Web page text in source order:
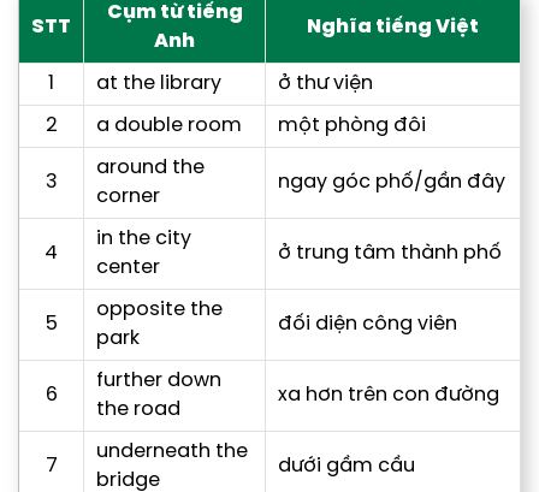
STT
Cụm từ tiếng
Anh
Nghĩa tiếng Việt
1 at the library ở thư viện
2 a double room một phòng đôi
3
around the
corner
ngay góc phố/gần đây
4
in the city
center
ở trung tâm thành phố
5
opposite the
park
đối diện công viên
6
further down
the road
xa hơn trên con đường
7
underneath the
bridge
dưới gầm cầu